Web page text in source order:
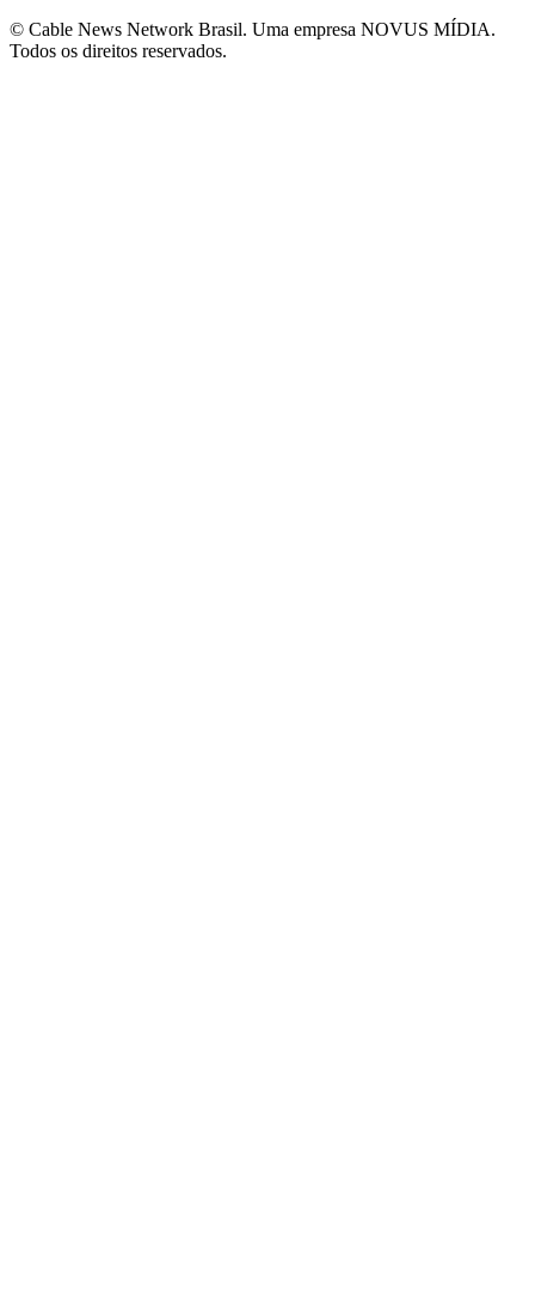
© Cable News Network Brasil. Uma empresa NOVUS MÍDIA.
Todos os direitos reservados.